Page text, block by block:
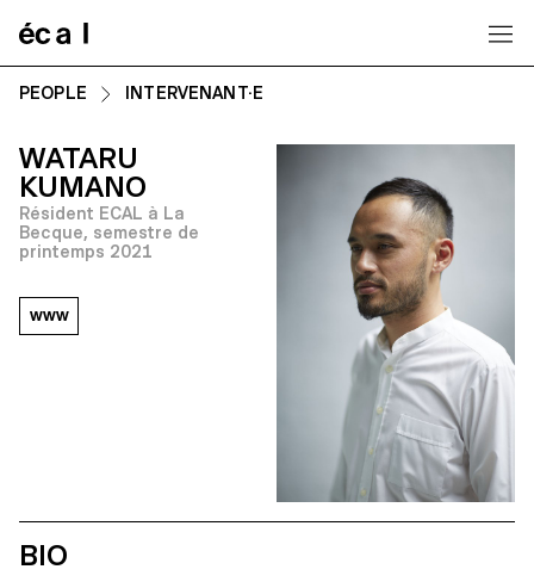
PEOPLE INTERVENANT·E
WATARU
KUMANO
Résident ECAL à La
Becque, semestre de
printemps 2021
www
BIO